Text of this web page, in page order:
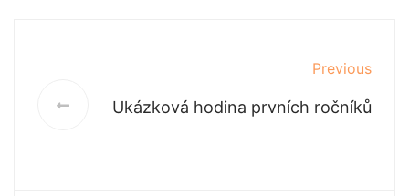
Previous
Ukázková hodina prvních ročníků